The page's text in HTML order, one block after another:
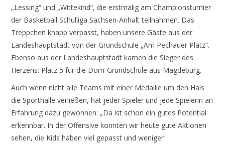
„Lessing“ und „Wittekind“, die erstmalig am Championsturnier
der Basketball Schulliga Sachsen-Anhalt teilnahmen. Das
Treppchen knapp verpasst, haben unsere Gäste aus der
Landeshauptstadt von der Grundschule „Am Pechauer Platz“.
Ebenso aus der Landeshauptstadt kamen die Sieger des
Herzens: Platz 5 für die Dom-Grundschule aus Magdeburg.
Auch wenn nicht alle Teams mit einer Medaille um den Hals
die Sporthalle verließen, hat jeder Spieler und jede Spielerin an
Erfahrung dazu gewonnen: „Da ist schon ein gutes Potential
erkennbar. In der Offensive konnten wir heute gute Aktionen
sehen, die Kids haben viel gepasst und weniger